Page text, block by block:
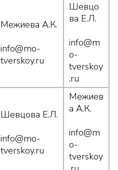
Межиева А.К.
info@mo-
tverskoy.ru
Шевцо
ва Е.Л.
info@m
o-
tverskoy
.ru
Шевцова Е.Л.
info@mo-
tverskoy.ru
Межиев
а А.К.
info@m
o-
tverskoy